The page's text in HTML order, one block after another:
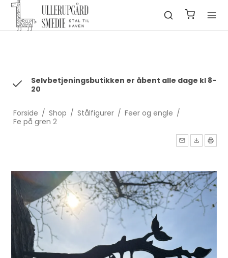
fbq('init', '1322550991547406', { em: 'email@email.com', //
Values will be hashed automatically by the pixel using SHA-256
ph: '1234567890', ... });
Selvbetjeningsbutikken er åbent alle dage kl 8-
20
Forside / Shop / Stålfigurer / Feer og engle /
Fe på gren 2